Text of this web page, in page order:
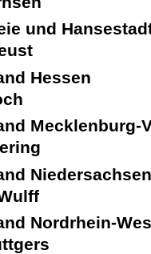
und
Hessen
Mecklenburg-
Nordrhein-